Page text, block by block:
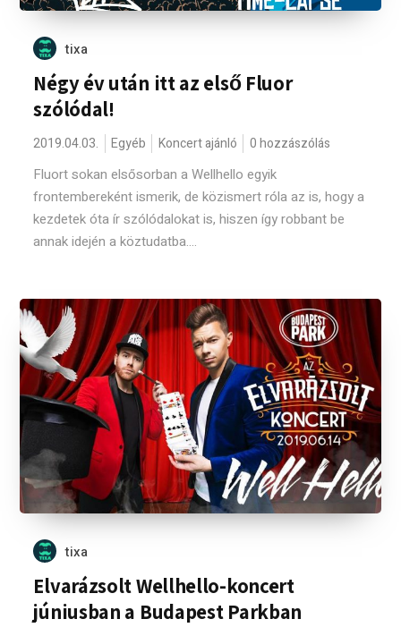
tixa
Négy év után itt az első Fluor
szólódal!
2019.04.03. Egyéb Koncert ajánló 0 hozzászólás
Fluort sokan elsősorban a Wellhello egyik
frontembereként ismerik, de közismert róla az is, hogy a
kezdetek óta ír szólódalokat is, hiszen így robbant be
annak idején a köztudatba....
tixa
Elvarázsolt Wellhello-koncert
júniusban a Budapest Parkban